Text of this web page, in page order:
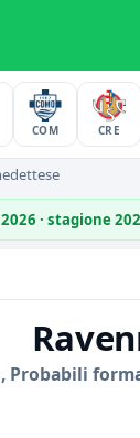
COM CRE
· stagione
Probabili